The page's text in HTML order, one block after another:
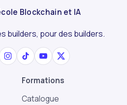
Blockchain et IA
builders, pour des builders.
Formations
Catalogue